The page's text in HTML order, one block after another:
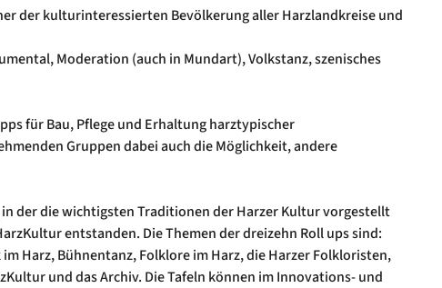
der kulturinteressierten Bevölkerung aller Harzlandkreise und
Moderation (auch in Mundart), Volkstanz, szenisches
für Bau, Pflege und Erhaltung harztypischer
Gruppen dabei auch die Möglichkeit, andere
der die wichtigsten Traditionen der Harzer Kultur vorgestellt
entstanden. Die Themen der dreizehn Roll ups sind:
Harz, Bühnentanz, Folklore im Harz, die Harzer Folkloristen,
und das Archiv. Die Tafeln können im Innovations- und